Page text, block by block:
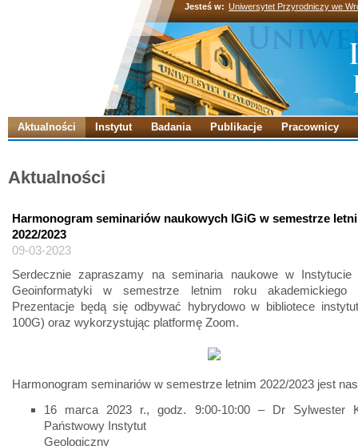
Jesteś w: Uniwersytet Przyrodniczy we
Aktualności Instytut Badania Publikacje Pracownicy
Aktualności
Harmonogram seminariów naukowych IGiG w semestrze
2022/2023
09-03-2023
Serdecznie zapraszamy na seminaria naukowe w Instytucie
Geoinformatyki w semestrze letnim roku akademickiego
Prezentacje będą się odbywać hybrydowo w bibliotece
100G) oraz wykorzystując platformę Zoom.
Harmonogram seminariów w semestrze letnim 2022/2023 jest
16 marca 2023 r., godz. 9:00-10:00 – Dr Sylwester
Państwowy Instytut
Geologiczny